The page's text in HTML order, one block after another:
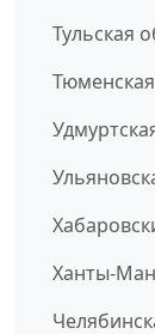
Тульская
Ханты-